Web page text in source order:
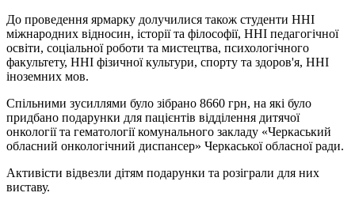
До проведення ярмарку долучилися також студенти ННІ
міжнародних відносин, історії та філософії, ННІ педагогічної
освіти, соціальної роботи та мистецтва, психологічного
факультету, ННІ фізичної культури, спорту та здоров'я, ННІ
іноземних мов.
Спільними зусиллями було зібрано 8660 грн, на які було
придбано подарунки для пацієнтів відділення дитячої
онкології та гематології комунального закладу «‎Черкаський
обласний онкологічний диспансер» Черкаської обласної ради.
Активісти відвезли дітям подарунки та розіграли для них
виставу.